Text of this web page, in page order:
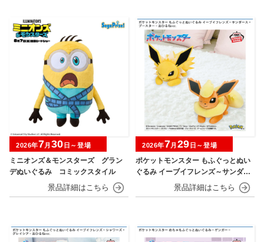
ミニオンズ＆モンスターズ グラン
デぬいぐるみ コミックスタイル
2026年7月 30 日～登場
ポケットモンスター もふぐっとぬい
ぐるみ イーブイフレンズ～サンダー
ス・ブースター～おひるねver.
2026年7月 29 日～登場